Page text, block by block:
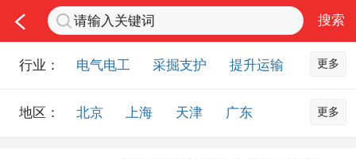
行业： 电气电工 采掘支护
提升运输
排水设备
钻探设备
非金属品
更多
地区： 北京 上海 天津
广东
更多